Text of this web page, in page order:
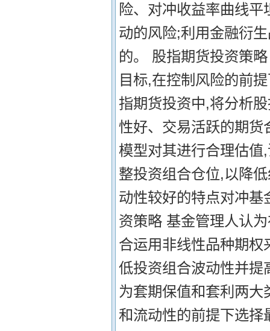
险、对冲收益率曲线
动的风险;利用金融衍
的。 股指期货投资策
目标,在控制风险的前
指期货投资中,将分析
性好、交易活跃的期
模型对其进行合理估
整投资组合仓位,以降
动性较好的特点对冲
资策略 基金管理人认
合运用非线性品种期
低投资组合波动性并提
为套期保值和套利两
和流动性的前提下选择